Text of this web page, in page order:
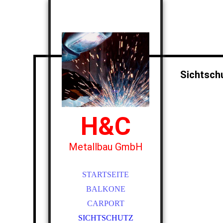
H&C
Metallbau GmbH
STARTSEITE
BALKONE
CARPORT
SICHTSCHUTZ